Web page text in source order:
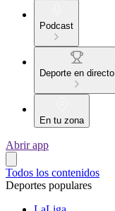
Podcast
Deporte en directo
En tu zona
Abrir app
Todos los contenidos
Deportes populares